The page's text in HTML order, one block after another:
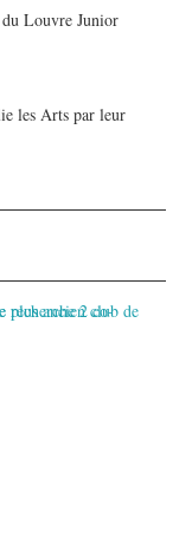
Louvre Junior
les Arts par leur